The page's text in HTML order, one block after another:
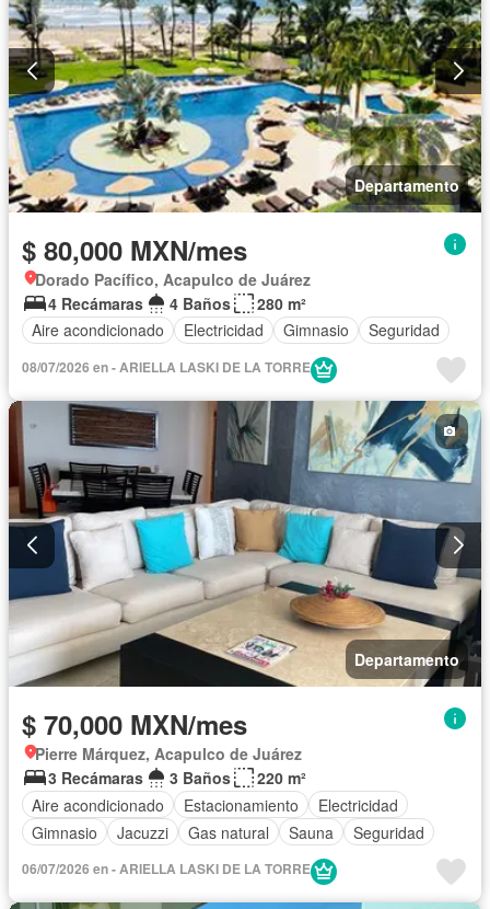
Departamento
$ 80,000 MXN/mes
Dorado Pacífico, Acapulco de Juárez
4 Recámaras
4 Baños
280 m²
Aire acondicionado
Electricidad Gimnasio Seguridad
08/07/2026 en - ARIELLA LASKI DE LA TORRE
Departamento
$ 70,000 MXN/mes
Pierre Márquez, Acapulco de Juárez
3 Recámaras
3 Baños
220 m²
Aire acondicionado
Estacionamiento
Electricidad
Gimnasio
Jacuzzi Gas natural Sauna Seguridad
06/07/2026 en - ARIELLA LASKI DE LA TORRE